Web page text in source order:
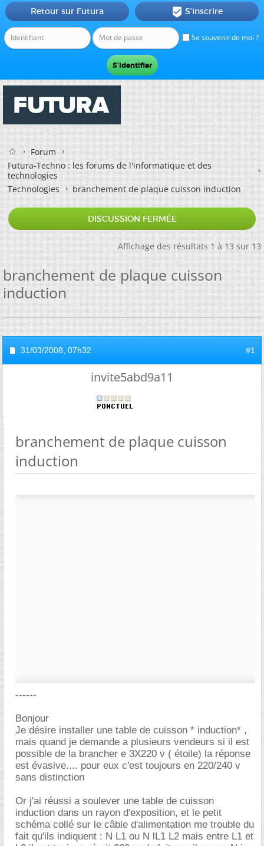
Se souvenir de moi ?
Retour sur Futura  S'inscrire
Forum
Futura-Techno : les forums de l'informatique et des
technologies
Technologies
branchement de plaque cuisson induction
DISCUSSION FERMÉE
Affichage des résultats 1 à 13 sur 13
branchement de plaque cuisson
induction
31/03/2008, 07h32 #1
invite5abd9a11
branchement de plaque cuisson
induction
------
Bonjour
Je désire installer une table de cuisson * induction* ,
mais quand je demande a plusieurs vendeurs si il est
possible de la brancher e 3X220 v ( étoile) la réponse
est évasive.... pour eux c'est toujours en 220/240 v
sans distinction
Or j'ai réussi a soulever une table de cuisson
induction dans un rayon d'exposition, et le petit
schéma collé sur le câble d'alimentation me trouble du
fait qu'ils indiquent : N L1 ou N lL1 L2 mais entre L1 et